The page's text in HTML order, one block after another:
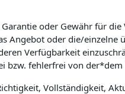
oder Gewähr für
Angebot oder die/
Verfügbarkeit
bzw. fehlerfrei von
Vollständigkeit,